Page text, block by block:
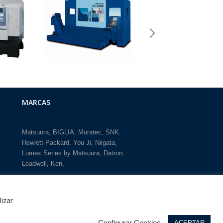
next
MARCAS
Matsuura BIGLIA Muratec SNK
Hewlett-Packard You Ji
Niigata
Lumex Series by Matsuura
Datron
Leadwell
Ken